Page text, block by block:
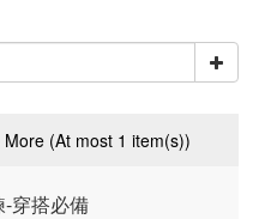
More (At most 1 item(s))
穿搭必備